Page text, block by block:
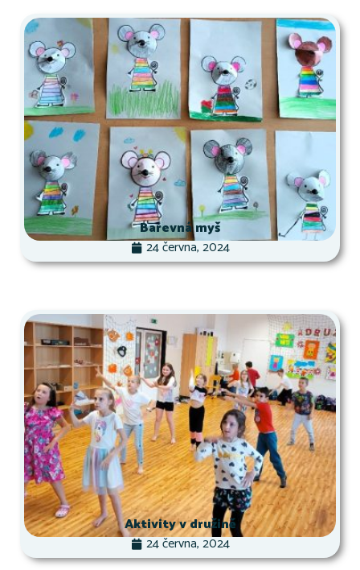
Barevná myš
24 června, 2024
Aktivity v družině
24 června, 2024